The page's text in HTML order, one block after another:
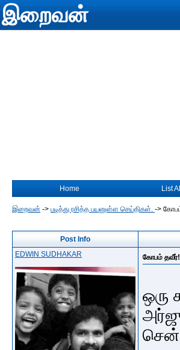
இறைவன்
Home List
இறைவன் -> படித்து ரசித்த பயனுள்ள செய்திகள். ->
Post Info
EDWIN SUDHAKAR
கோபம் தவீர்!
ஒரு